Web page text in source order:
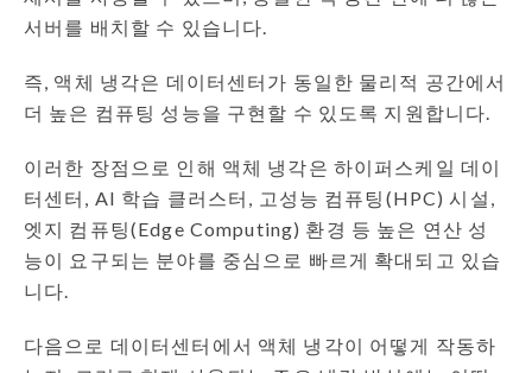
서버를 배치할 수 있습니다.
즉, 액체 냉각은 데이터센터가 동일한 물리적 공간에서
더 높은 컴퓨팅 성능을 구현할 수 있도록 지원합니다.
이러한 장점으로 인해 액체 냉각은 하이퍼스케일 데이
터센터, AI 학습 클러스터, 고성능 컴퓨팅(HPC) 시설,
엣지 컴퓨팅(Edge Computing) 환경 등 높은 연산 성
능이 요구되는 분야를 중심으로 빠르게 확대되고 있습
니다.
다음으로 데이터센터에서 액체 냉각이 어떻게 작동하